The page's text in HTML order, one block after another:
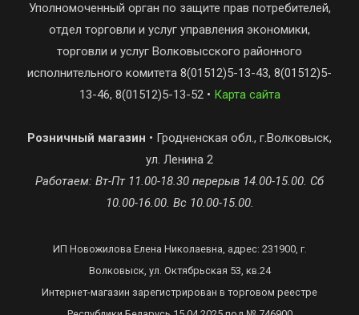
Уполномоченный орган по защите прав потребителей,
отдел торговли и услуг управления экономики,
торговли и услуг Волковысского районного
исполнительного комитета 8(01512)5-13-43, 8(01512)5-
13-46, 8(01512)5-13-52 • Карта сайта
Розничный магазин • Гродненская обл., г.Волковыск,
ул. Ленина 2
Работаем: Вт-Пт 11.00-18.30 перерыв 14.00-15.00. Сб
10.00-16.00. Вс 10.00-15.00.
ИП Новожилова Елена Николаевна, адрес: 231900, г.
Волковыск, ул. Октябрьская 53, кв.24
Интернет-магазин зарегистрирован в торговом реестре